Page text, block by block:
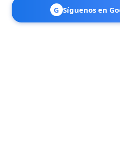
G Síguenos en